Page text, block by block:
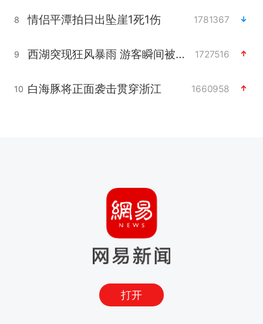
8 情侣平潭拍日出坠崖1死1伤 1781367
9 西湖突现狂风暴雨 游客瞬间被浇透 1727516
10 白海豚将正面袭击贯穿浙江 1660958
打开